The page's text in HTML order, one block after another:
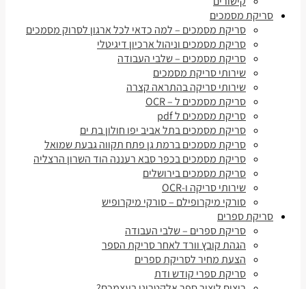
סריקת מסמכים
סריקת מסמכים – למה כדאי לכל ארגון לסרוק מסמכים
סריקת מסמכים וניהול ארכיון דיגיטלי
סריקת מסמכים – שלבי העבודה
שירותי סריקת מסמכים
שירותי סריקה בהתראה קצרה
סריקת מסמכים ל – OCR
סריקת מסמכים ל pdf
סריקת מסמכים בתל אביב יפו חולון בת ים
סריקת מסמכים ברמת גן פתח תקווה גבעת שמואל
סריקת מסמכים בכפר סבא רעננה הוד השרון הרצליה
סריקת מסמכים בירושלים
שירותי סריקה ו-OCR
סורקי מיקרופילם – סורקי מיקרופיש
סריקת ספרים
סריקת ספרים – שלבי העבודה
הגהת קובץ וורד לאחר סריקת הספר
הצעת מחיר לסריקת ספרים
סריקת ספרי קודש ודת